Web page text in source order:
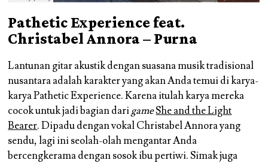
Pathetic Experience feat.
Christabel Annora – Purna
Lantunan gitar akustik dengan suasana musik tradisional
nusantara adalah karakter yang akan Anda temui di karya-
karya Pathetic Experience. Karena itulah karya mereka
cocok untuk jadi bagian darigameShe and the Light
Bearer. Dipadu dengan vokal Christabel Annora yang
sendu, lagi ini seolah-olah mengantar Anda
bercengkerama dengan sosok ibu pertiwi. Simak juga